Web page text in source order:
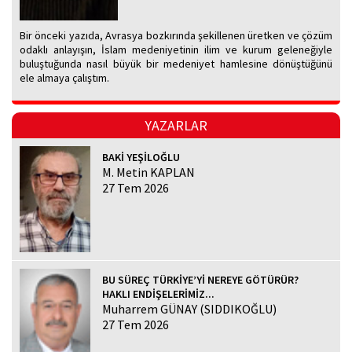
Bir önceki yazıda, Avrasya bozkırında şekillenen üretken ve çözüm
odaklı anlayışın, İslam medeniyetinin ilim ve kurum geleneğiyle
buluştuğunda nasıl büyük bir medeniyet hamlesine dönüştüğünü
ele almaya çalıştım.
YAZARLAR
BAKİ YEŞİLOĞLU
M. Metin KAPLAN
27 Tem 2026
BU SÜREÇ TÜRKİYE’Yİ NEREYE GÖTÜRÜR?
HAKLI ENDİŞELERİMİZ...
Muharrem GÜNAY (SIDDIKOĞLU)
27 Tem 2026